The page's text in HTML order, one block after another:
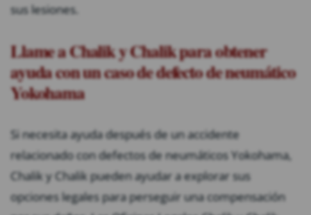
sus lesiones.
Llame a Chalik y Chalik para obtener
ayuda con un caso de defecto de neumático
Yokohama
Si necesita ayuda después de un accidente
relacionado con defectos de neumáticos Yokohama,
Chalik y Chalik pueden ayudar a explorar sus
opciones legales para perseguir una compensación